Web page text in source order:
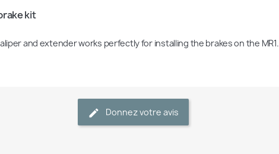
kit
and extender works perfectly for installing the brakes on the MR1.
Donnez votre avis